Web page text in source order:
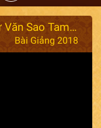
Giảng Bộ Ấn Quang Pháp Sư Văn Sao Tam Biên Tập 4 - Ngày 1/5/2018
Bài Giảng 2018